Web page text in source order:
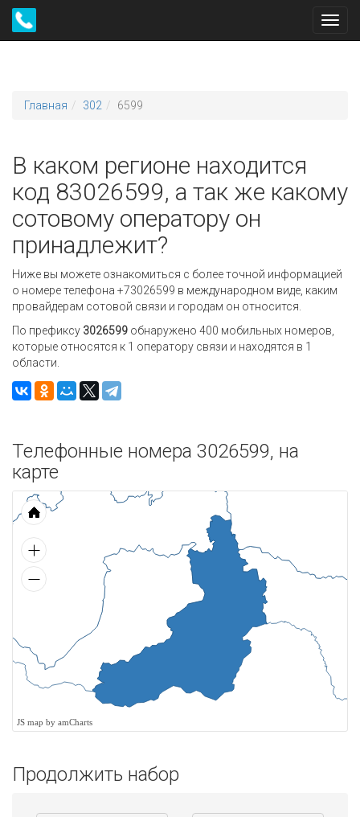
Главная 302 6599
В каком регионе находится
код 83026599, а так же какому
сотовому оператору он
принадлежит?
Ниже вы можете ознакомиться с более точной информацией
о номере телефона +73026599 в международном виде, каким
провайдерам сотовой связи и городам он относится.
По префиксу 3026599 обнаружено 400 мобильных номеров,
которые относятся к 1 оператору связи и находятся в 1
области.
Телефонные номера 3026599, на
карте
JS map by amCharts
Продолжить набор